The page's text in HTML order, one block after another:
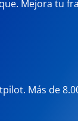
Mejora tu
Más de